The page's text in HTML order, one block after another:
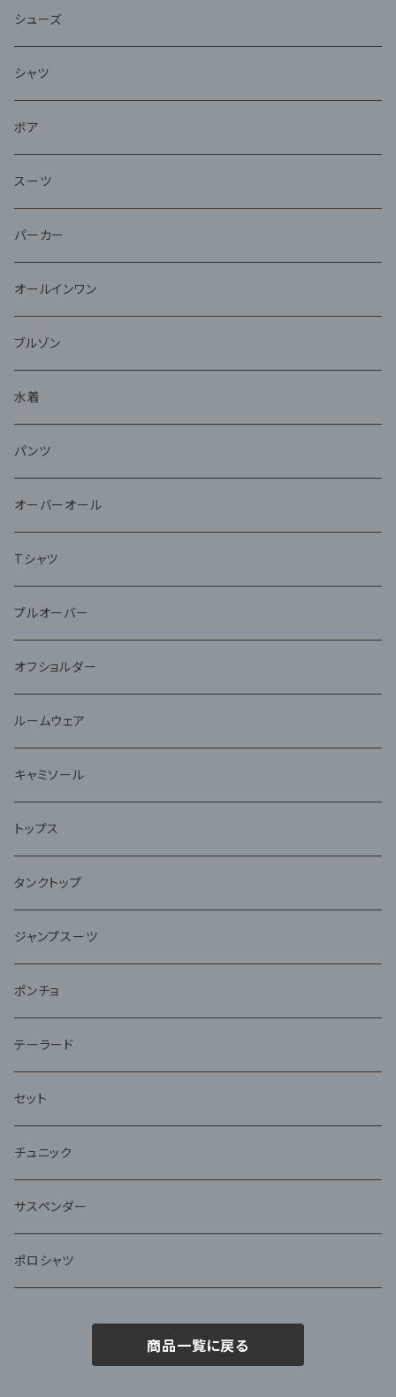
シューズ
シャツ
ボア
スーツ
パーカー
オールインワン
ブルゾン
水着
パンツ
オーバーオール
Tシャツ
プルオーバー
オフショルダー
ルームウェア
キャミソール
トップス
タンクトップ
ジャンプスーツ
ポンチョ
テーラード
セット
チュニック
サスペンダー
ポロシャツ
商品一覧に戻る